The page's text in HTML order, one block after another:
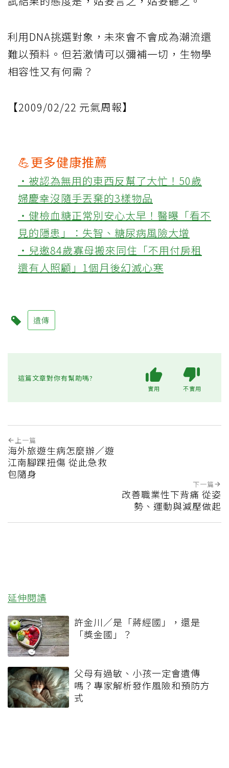
利用DNA挑選對象，未來會不會成為潮流還
難以預料。但若激情可以彌補一切，生物學
相容性又有何需？
【2009/02/22 元氣周報】
💪更多健康推薦
‧被認為無用的東西反幫了大忙！50歲
婦慶幸沒隨手丟棄的3樣物品
‧健檢血糖正常別安心太早！醫曝「看不
見的隱患」：失智、糖尿病風險大增
‧兒邀84歲寡母搬來同住「不用付房租
還有人照顧」1個月後幻滅心寒
遺傳
這篇文章對你有幫助嗎?
實用 不實用
上一篇
海外旅遊生病怎麼辦／遊
江南腳踝扭傷 從此急救
包隨身
下一篇
改善職業性下背痛 從姿
勢、運動與減壓做起
延伸閱讀
許金川／是「蔣經國」，還是
「獎金國」？
父母有過敏、小孩一定會遺傳
嗎？專家解析發作風險和預防方
式